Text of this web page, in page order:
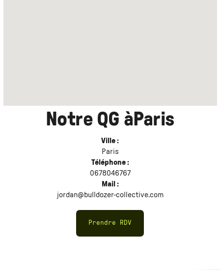
Notre QG à Paris
Ville :
Paris
Téléphone :
0678046767
Mail :
jordan@bulldozer-collective.com
Prendre RDV